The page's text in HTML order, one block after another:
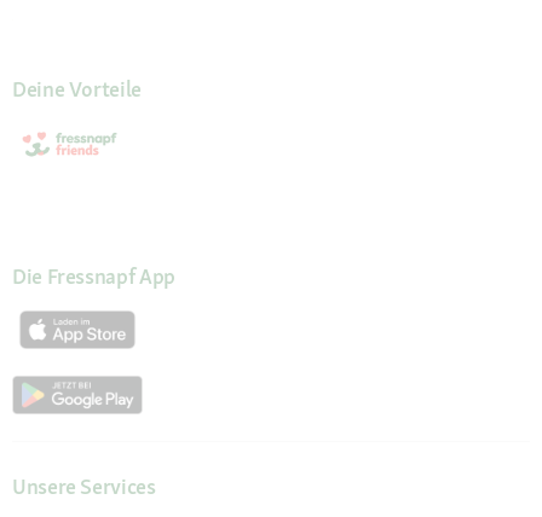
Deine Vorteile
Die Fressnapf App
Unsere Services